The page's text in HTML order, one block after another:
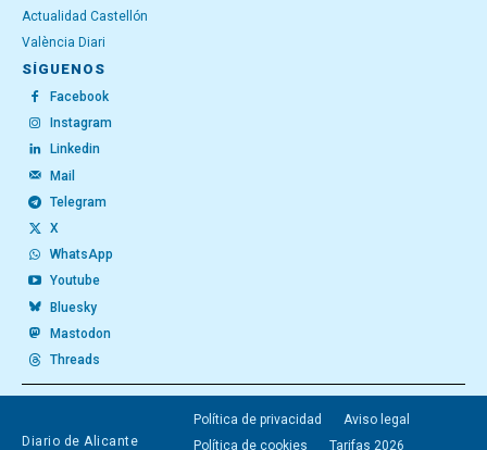
Actualidad Castellón
València Diari
SÍGUENOS
Facebook
Instagram
Linkedin
Mail
Telegram
X
WhatsApp
Youtube
Bluesky
Mastodon
Threads
Diario de Alicante
Política de privacidad
Aviso legal
Política de cookies
Tarifas 2026